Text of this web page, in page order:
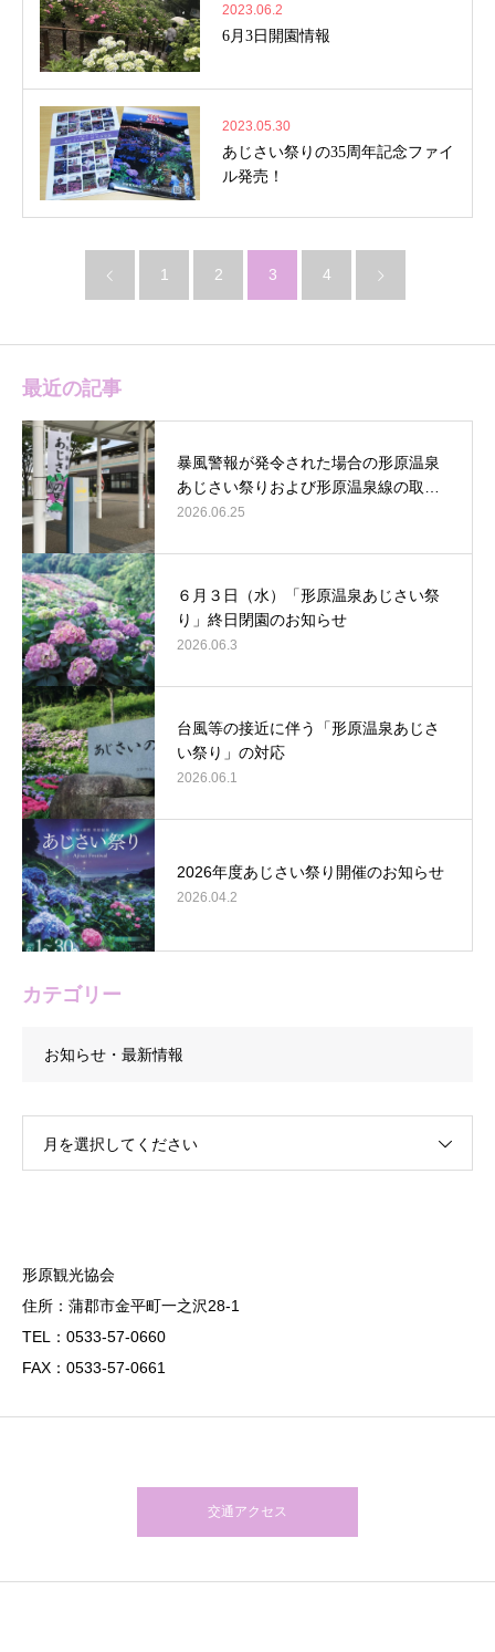
2023.06.2
6月3日開園情報
2023.05.30
あじさい祭りの35周年記念ファイ
ル発売！
1 2 3 4
最近の記事
暴風警報が発令された場合の形原温泉
あじさい祭りおよび形原温泉線の取…
2026.06.25
６月３日（水）「形原温泉あじさい祭
り」終日閉園のお知らせ
2026.06.3
台風等の接近に伴う「形原温泉あじさ
い祭り」の対応
2026.06.1
2026年度あじさい祭り開催のお知らせ
2026.04.2
カテゴリー
お知らせ・最新情報
月を選択してください
形原観光協会
住所：蒲郡市金平町一之沢28-1
TEL：0533-57-0660
FAX：0533-57-0661
交通アクセス